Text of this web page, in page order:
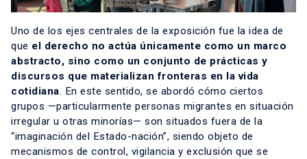
Uno de los ejes centrales de la exposición fue la idea de
que el derecho no actúa únicamente como un marco
abstracto, sino como un conjunto de prácticas y
discursos que materializan fronteras en la vida
cotidiana. En este sentido, se abordó cómo ciertos
grupos —particularmente personas migrantes en situación
irregular u otras minorías— son situados fuera de la
“imaginación del Estado-nación”, siendo objeto de
mecanismos de control, vigilancia y exclusión que se